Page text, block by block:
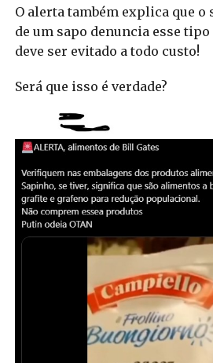
O alerta também explica que o
de um sapo denuncia esse
deve ser evitado a todo custo!
Será que isso é verdade?